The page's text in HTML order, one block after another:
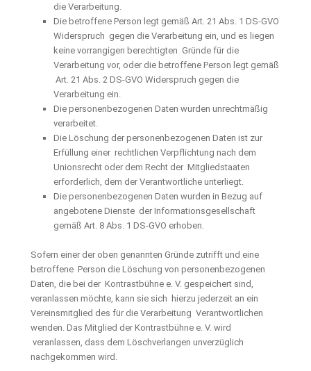
die Verarbeitung.
Die betroffene Person legt gemäß Art. 21 Abs. 1 DS-GVO
Widerspruch gegen die Verarbeitung ein, und es liegen
keine vorrangigen berechtigten Gründe für die
Verarbeitung vor, oder die betroffene Person legt gemäß
Art. 21 Abs. 2 DS-GVO Widerspruch gegen die
Verarbeitung ein.
Die personenbezogenen Daten wurden unrechtmäßig
verarbeitet.
Die Löschung der personenbezogenen Daten ist zur
Erfüllung einer rechtlichen Verpflichtung nach dem
Unionsrecht oder dem Recht der Mitgliedstaaten
erforderlich, dem der Verantwortliche unterliegt.
Die personenbezogenen Daten wurden in Bezug auf
angebotene Dienste der Informationsgesellschaft
gemäß Art. 8 Abs. 1 DS-GVO erhoben.
Sofern einer der oben genannten Gründe zutrifft und eine
betroffene Person die Löschung von personenbezogenen
Daten, die bei der Kontrastbühne e. V. gespeichert sind,
veranlassen möchte, kann sie sich hierzu jederzeit an ein
Vereinsmitglied des für die Verarbeitung Verantwortlichen
wenden. Das Mitglied der Kontrastbühne e. V. wird
veranlassen, dass dem Löschverlangen unverzüglich
nachgekommen wird.